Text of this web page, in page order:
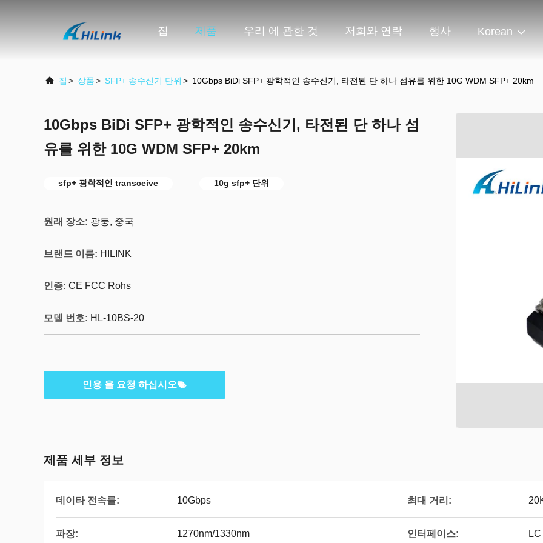
집 제품 우리 에 관한 것 저희와 연락 행사 Korean
집 > 상품> SFP+ 송수신기 단위 > 10Gbps BiDi SFP+ 광학적인 송수신기, 타전된 단 하나 섬유를 위한 10G WDM SFP+ 20km
10Gbps BiDi SFP+ 광학적인 송수신기, 타전된 단 하나 섬
유를 위한 10G WDM SFP+ 20km
sfp+ 광학적인 transceive 10g sfp+ 단위
원래 장소: 광둥, 중국
브랜드 이름: HILINK
인증: CE FCC Rohs
모델 번호: HL-10BS-20
인용 을 요청 하십시오
제품 세부 정보
데이타 전속률: 10Gbps 최대 거리:
파장: 1270nm/1330nm 인터페이스: LC